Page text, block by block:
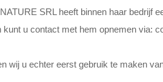
SRL heeft binnen haar bedrijf
u contact met hem opnemen via:
wij u echter eerst gebruik te maken